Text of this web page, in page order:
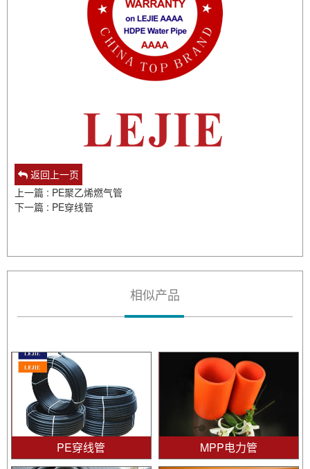
返回上一页
上一篇 : PE聚乙烯燃气管
下一篇 : PE穿线管
相似产品
PE穿线管 MPP电力管